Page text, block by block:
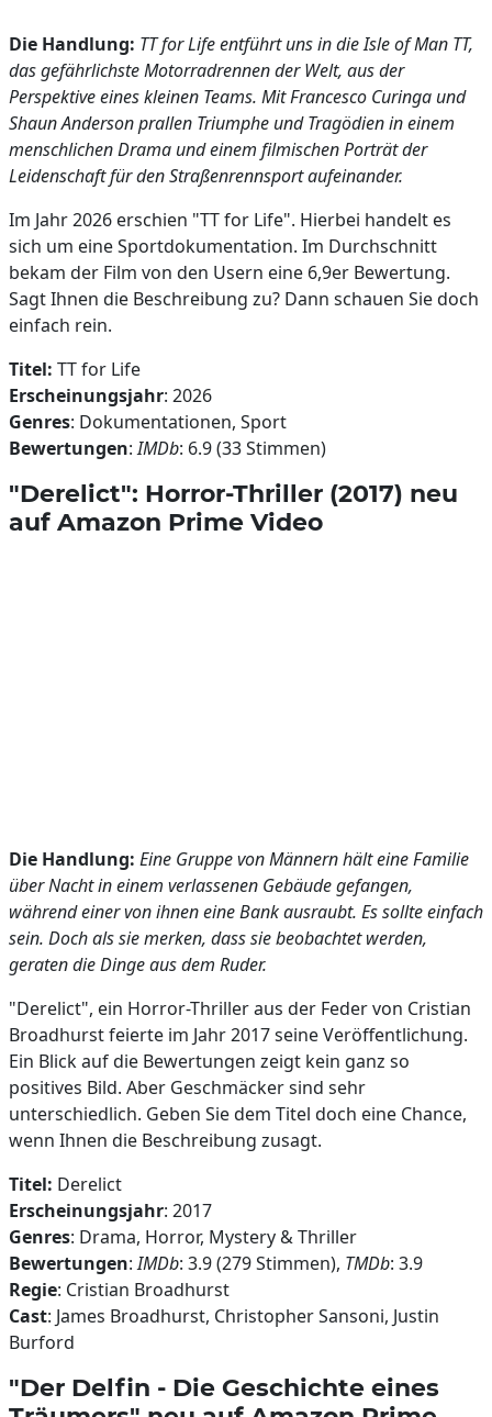
Die Handlung: TT for Life entführt uns in die Isle of Man TT,
das gefährlichste Motorradrennen der Welt, aus der
Perspektive eines kleinen Teams. Mit Francesco Curinga und
Shaun Anderson prallen Triumphe und Tragödien in einem
menschlichen Drama und einem filmischen Porträt der
Leidenschaft für den Straßenrennsport aufeinander.
Im Jahr 2026 erschien "TT for Life". Hierbei handelt es
sich um eine Sportdokumentation. Im Durchschnitt
bekam der Film von den Usern eine 6,9er Bewertung.
Sagt Ihnen die Beschreibung zu? Dann schauen Sie doch
einfach rein.
Titel: TT for Life
Erscheinungsjahr: 2026
Genres: Dokumentationen, Sport
Bewertungen:IMDb: 6.9 (33 Stimmen)
"Derelict": Horror-Thriller (2017) neu
auf Amazon Prime Video
Die Handlung: Eine Gruppe von Männern hält eine Familie
über Nacht in einem verlassenen Gebäude gefangen,
während einer von ihnen eine Bank ausraubt. Es sollte einfach
sein. Doch als sie merken, dass sie beobachtet werden,
geraten die Dinge aus dem Ruder.
"Derelict", ein Horror-Thriller aus der Feder von Cristian
Broadhurst feierte im Jahr 2017 seine Veröffentlichung.
Ein Blick auf die Bewertungen zeigt kein ganz so
positives Bild. Aber Geschmäcker sind sehr
unterschiedlich. Geben Sie dem Titel doch eine Chance,
wenn Ihnen die Beschreibung zusagt.
Titel: Derelict
Erscheinungsjahr: 2017
Genres: Drama, Horror, Mystery & Thriller
Bewertungen:IMDb: 3.9 (279 Stimmen), TMDb: 3.9
Regie: Cristian Broadhurst
Cast: James Broadhurst, Christopher Sansoni, Justin
Burford
"Der Delfin - Die Geschichte eines